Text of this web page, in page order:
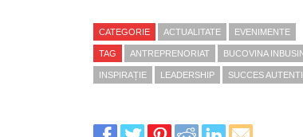
CATEGORIE ACTUALITATE EVENIMENTE
TAG ANTREPRENORIAT BUCOVINA
INSPIRAȚIE LEADERSHIP SUCCES